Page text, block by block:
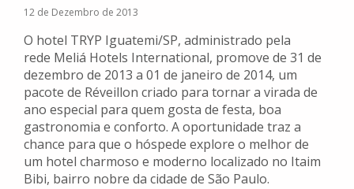
12 de Dezembro de 2013
O hotel TRYP Iguatemi/SP, administrado pela
rede Meliá Hotels International, promove de 31 de
dezembro de 2013 a 01 de janeiro de 2014, um
pacote de Réveillon criado para tornar a virada de
ano especial para quem gosta de festa, boa
gastronomia e conforto. A oportunidade traz a
chance para que o hóspede explore o melhor de
um hotel charmoso e moderno localizado no Itaim
Bibi, bairro nobre da cidade de São Paulo.